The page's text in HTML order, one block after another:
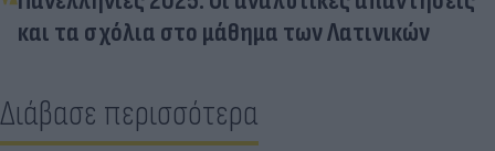
και τα σχόλια στο μάθημα των Λατινικών
Διάβασε περισσότερα